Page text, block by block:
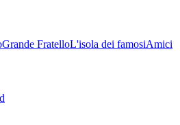
Grande FratelloL'isola dei famosiAmici